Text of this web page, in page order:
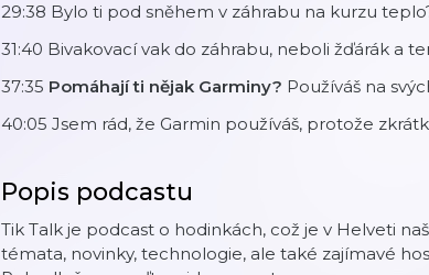
29:38 Bylo ti pod sněhem v záhrabu na kurzu
31:40 Bivakovací vak do záhrabu, neboli žďárák a
37:35 Pomáhají ti nějak Garminy? Používáš na
40:05 Jsem rád, že Garmin používáš, protože
Popis podcastu
Tik Talk je podcast o hodinkách, což je v Helveti
témata, novinky, technologie, ale také zajímavé